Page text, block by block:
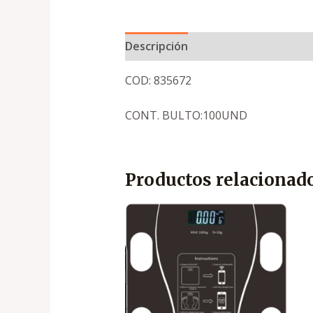
Descripción
COD: 835672
CONT. BULTO:100UND
Productos
El
precio
original
.
₡3,450
El
precio
actual
.
₡2,400